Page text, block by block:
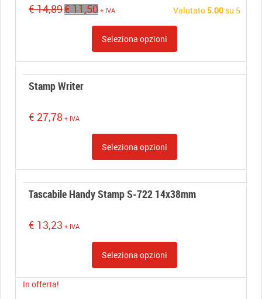
Valutato 5.00 su 5
€14,89Il
prezzo
originale
€11,50Il
prezzo
è:
€ 11,50.
+ IVA
Seleziona opzioni
Stamp Writer
€ 27,78 + IVA
Seleziona opzioni
Tascabile Handy Stamp S-722 14x38mm
€ 13,23 + IVA
Seleziona opzioni
In offerta!